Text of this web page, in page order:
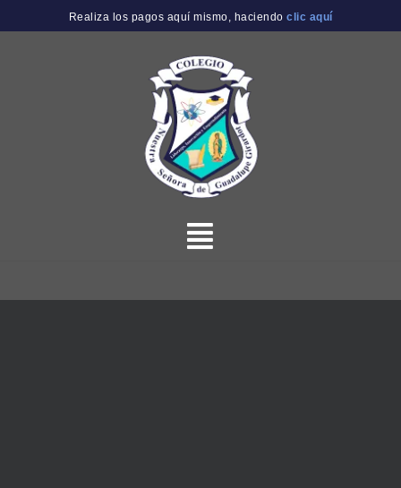
Realiza los pagos aquí mismo, haciendo clic aquí